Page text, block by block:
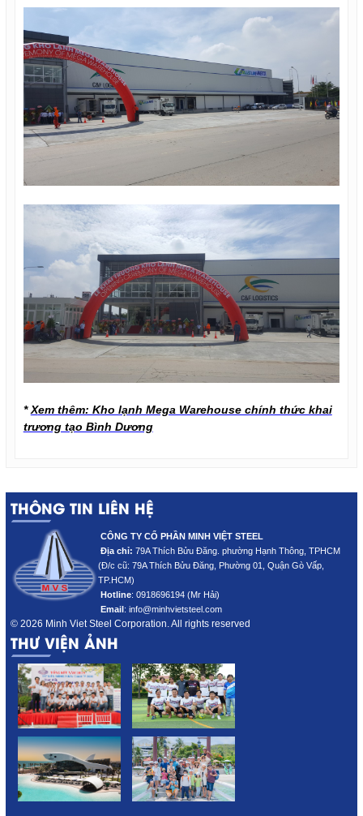
*Xem thêm: Kho lạnh Mega Warehouse chính thức khai
trương tạo Bình Dương
THÔNG TIN LIÊN HỆ
CÔNG TY CỔ PHẦN MINH VIỆT STEEL
Địa chỉ: 79A Thích Bửu Đăng. phường Hạnh Thông, TPHCM
(Đ/c cũ: 79A Thích Bửu Đăng , Phường 01, Quận Gò Vấp,
TP.HCM)
Hotline:0918696194 (Mr Hải)
Email: info@minhvietsteel.com
© 2026 Minh Viet Steel Corporation. All rights reserved
THƯ VIỆN ẢNH